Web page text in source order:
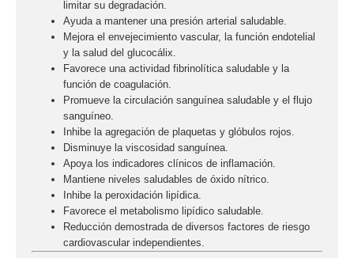
limitar su degradación.
Ayuda a mantener una presión arterial saludable
Mejora el envejecimiento vascular, la función endotelial
y la salud del glucocálix.
Favorece una actividad fibrinolítica saludable y la
función de coagulación.
Promueve la circulación sanguínea saludable y el flujo
sanguíneo.
Inhibe la agregación de plaquetas y glóbulos rojos.
Disminuye la viscosidad sanguínea.
Apoya los indicadores clínicos de inflamación.
Mantiene niveles saludables de óxido nítrico
Inhibe la peroxidación lipídica.
Favorece el metabolismo lipídico saludable.
Reducción demostrada de diversos factores de riesgo
cardiovascular independientes.